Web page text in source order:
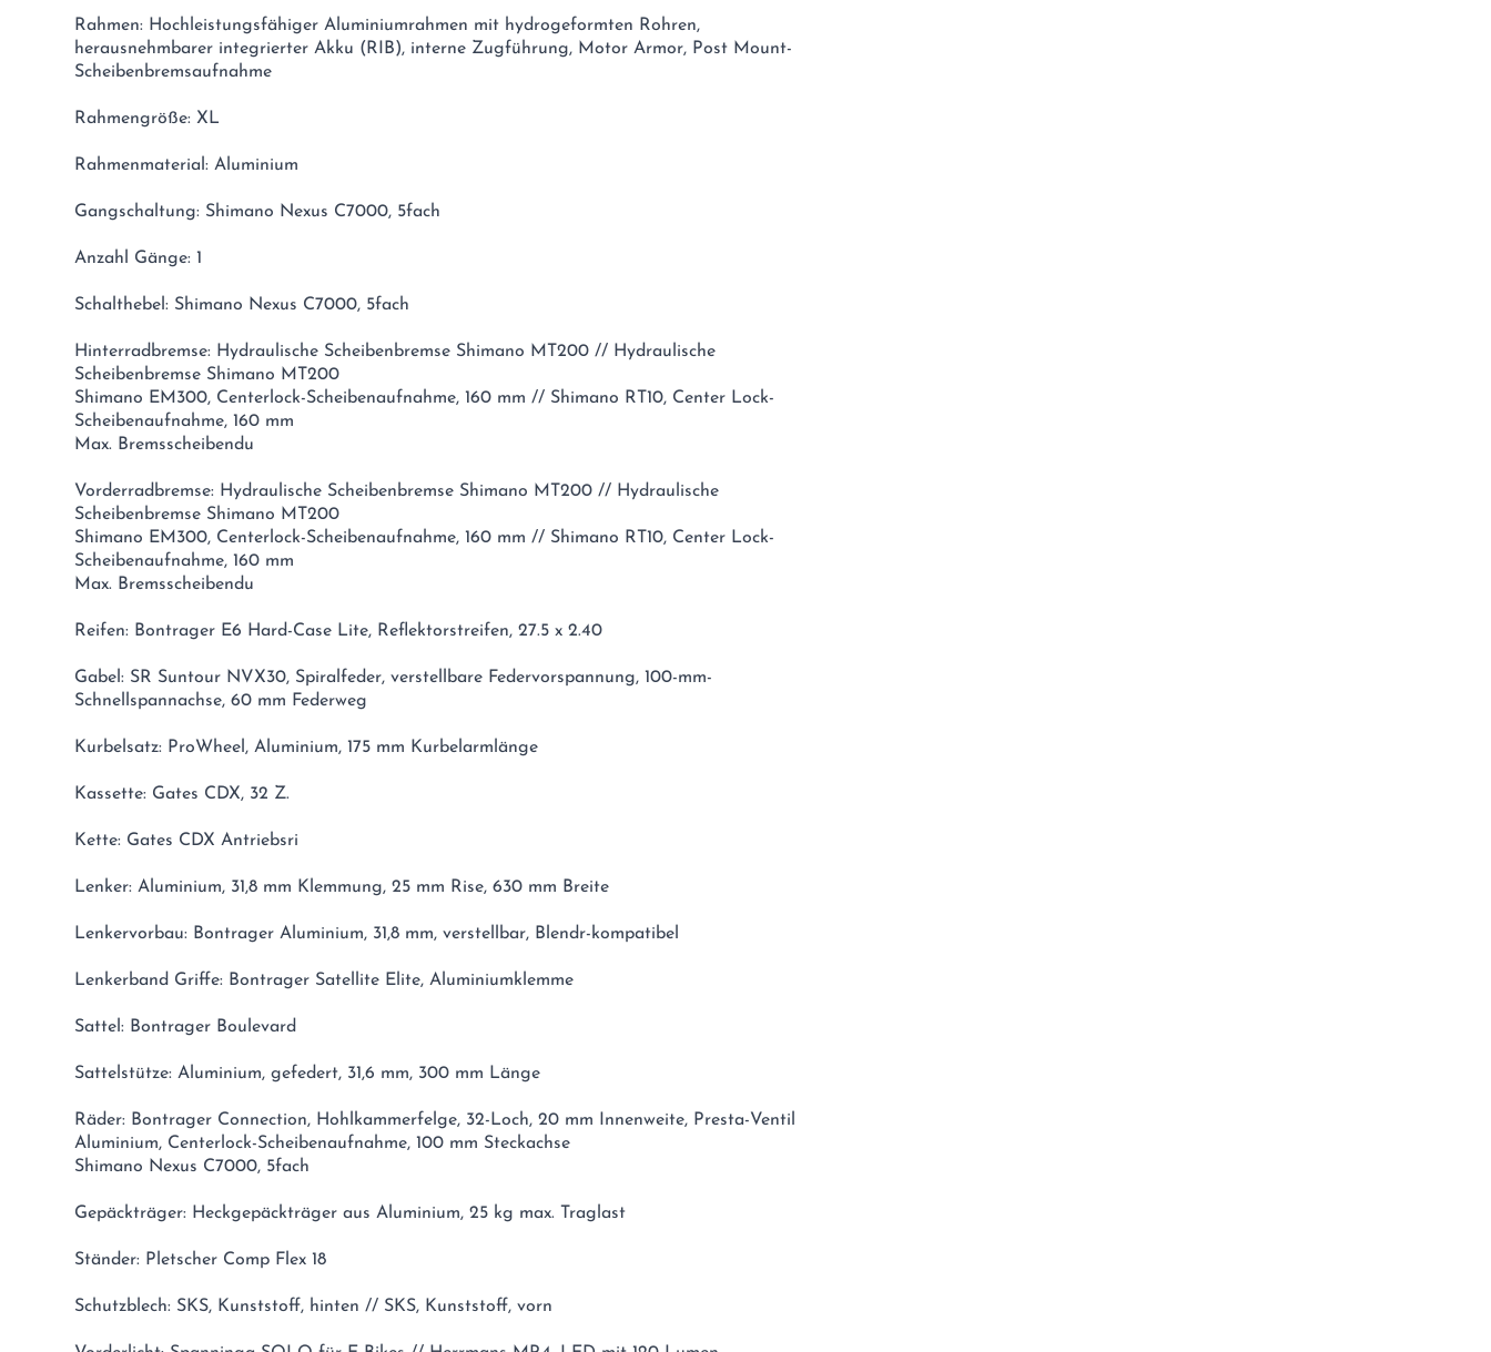
Rahmen: Hochleistungsfähiger Aluminiumrahmen mit hydrogeformten Rohren,
herausnehmbarer integrierter Akku (RIB), interne Zugführung, Motor Armor, Post Mount-
Scheibenbremsaufnahme
Rahmengröße: XL
Rahmenmaterial: Aluminium
Gangschaltung: Shimano Nexus C7000, 5fach
Anzahl Gänge: 1
Schalthebel: Shimano Nexus C7000, 5fach
Hinterradbremse: Hydraulische Scheibenbremse Shimano MT200 // Hydraulische
Scheibenbremse Shimano MT200
Shimano EM300, Centerlock-Scheibenaufnahme, 160 mm // Shimano RT10, Center Lock-
Scheibenaufnahme, 160 mm
Max. Bremsscheibendu
Vorderradbremse: Hydraulische Scheibenbremse Shimano MT200 // Hydraulische
Scheibenbremse Shimano MT200
Shimano EM300, Centerlock-Scheibenaufnahme, 160 mm // Shimano RT10, Center Lock-
Scheibenaufnahme, 160 mm
Max. Bremsscheibendu
Reifen: Bontrager E6 Hard-Case Lite, Reflektorstreifen, 27.5 x 2.40
Gabel: SR Suntour NVX30, Spiralfeder, verstellbare Federvorspannung, 100-mm-
Schnellspannachse, 60 mm Federweg
Kurbelsatz: ProWheel, Aluminium, 175 mm Kurbelarmlänge
Kassette: Gates CDX, 32 Z.
Kette: Gates CDX Antriebsri
Lenker: Aluminium, 31,8 mm Klemmung, 25 mm Rise, 630 mm Breite
Lenkervorbau: Bontrager Aluminium, 31,8 mm, verstellbar, Blendr-kompatibel
Lenkerband Griffe: Bontrager Satellite Elite, Aluminiumklemme
Sattel: Bontrager Boulevard
Sattelstütze: Aluminium, gefedert, 31,6 mm, 300 mm Länge
Räder: Bontrager Connection, Hohlkammerfelge, 32-Loch, 20 mm Innenweite, Presta-Ventil
Aluminium, Centerlock-Scheibenaufnahme, 100 mm Steckachse
Shimano Nexus C7000, 5fach
Gepäckträger: Heckgepäckträger aus Aluminium, 25 kg max. Traglast
Ständer: Pletscher Comp Flex 18
Schutzblech: SKS, Kunststoff, hinten // SKS, Kunststoff, vorn